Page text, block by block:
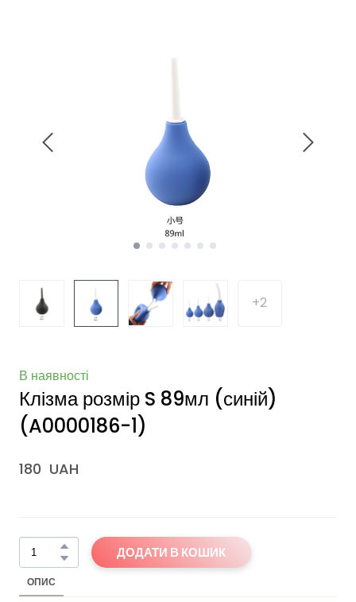
+2
В наявності
Клізма розмір S 89мл (синій)
(A0000186-1)
180  UAH
ДОДАТИ В КОШИК
ОПИС